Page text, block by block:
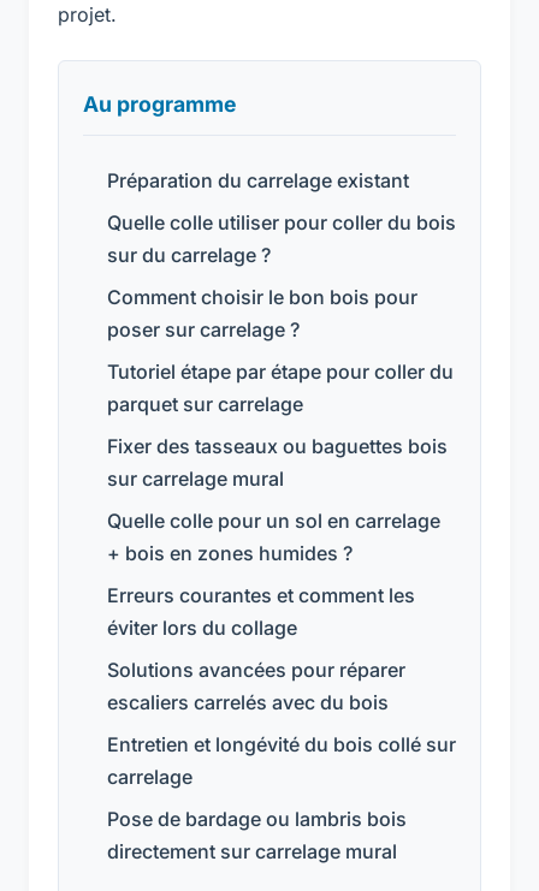
projet.
Au programme
Préparation du carrelage existant
Quelle colle utiliser pour coller du bois
sur du carrelage ?
Comment choisir le bon bois pour
poser sur carrelage ?
Tutoriel étape par étape pour coller du
parquet sur carrelage
Fixer des tasseaux ou baguettes bois
sur carrelage mural
Quelle colle pour un sol en carrelage
+ bois en zones humides ?
Erreurs courantes et comment les
éviter lors du collage
Solutions avancées pour réparer
escaliers carrelés avec du bois
Entretien et longévité du bois collé sur
carrelage
Pose de bardage ou lambris bois
directement sur carrelage mural